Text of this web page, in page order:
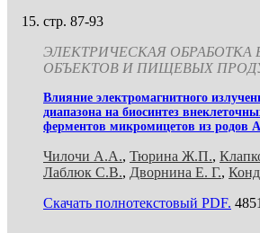
стр. 87-93
ЭЛЕКТРИЧЕСКАЯ
ОБЪЕКТОВ И ПИЩЕВЫХ
Влияние электромагнитного
диапазона на биосинтез
ферментов микромицетов из родов
Чилочи A.А., Тюрина Ж.П.,
Лаблюк С.В., Дворнина Е. Г.,
Скачать полнотекстовый PDF.